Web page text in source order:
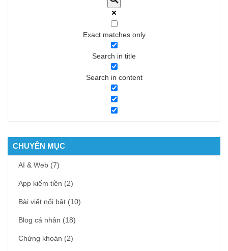
Exact matches only
Search in title
Search in content
CHUYÊN MỤC
AI & Web (7)
App kiếm tiền (2)
Bài viết nổi bật (10)
Blog cá nhân (18)
Chứng khoán (2)